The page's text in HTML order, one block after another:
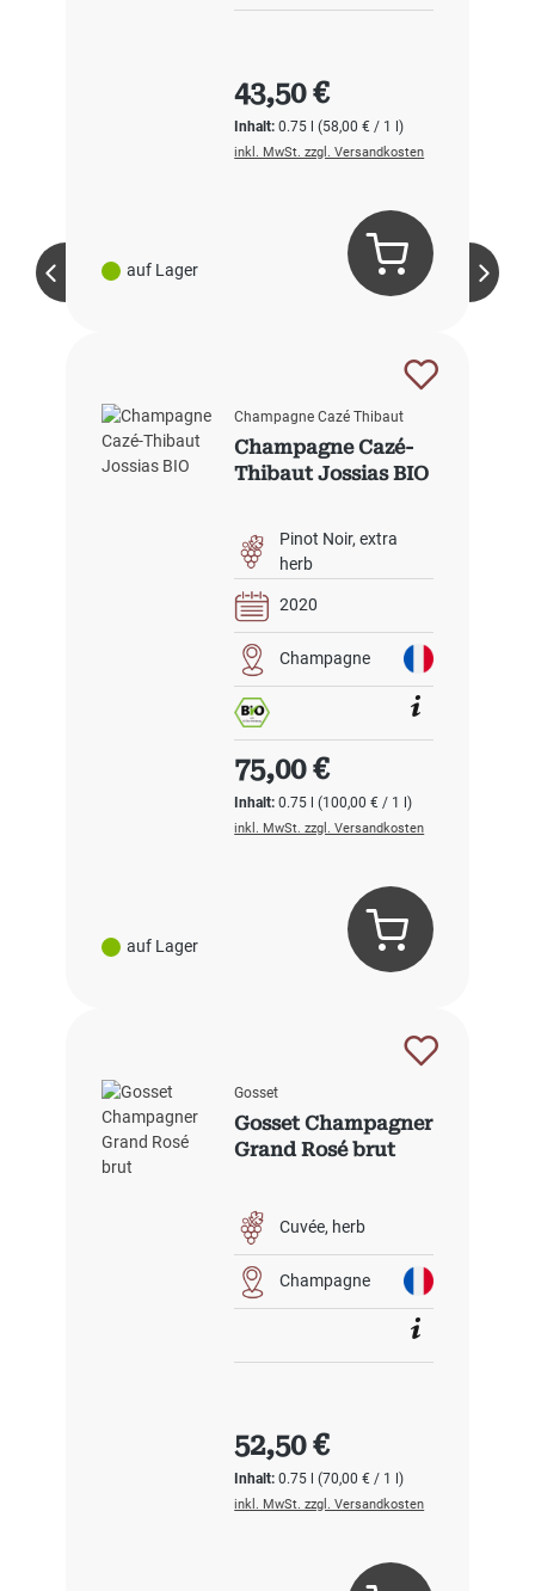
auf Lager
Inhalt:0.75 l(58,00 € / 1 l)
Regulärer Preis:
43,50 €
inkl. MwSt. zzgl. Versandkosten
auf Lager
Champagne Cazé Thibaut
Champagne Cazé-
Thibaut Jossias BIO
Pinot Noir extra
herb
2020
Champagne
Inhalt:0.75 l(100,00 € / 1 l)
Regulärer Preis:
75,00 €
inkl. MwSt. zzgl. Versandkosten
Gosset
Gosset Champagner
Grand Rosé brut
Cuvée herb
Champagne
Inhalt:0.75 l(70,00 € / 1 l)
Regulärer Preis:
52,50 €
inkl. MwSt. zzgl. Versandkosten